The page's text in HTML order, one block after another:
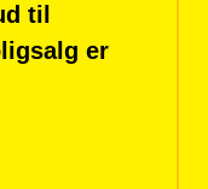
til
er